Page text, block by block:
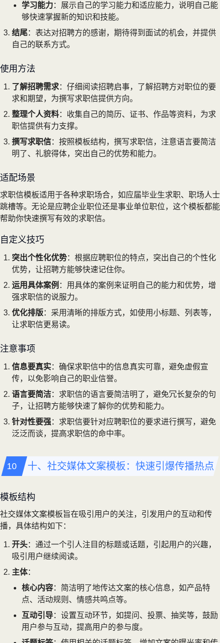
学习能力：展示自己的学习能力和适应能力，说明自己能
够快速掌握新的知识和技能。
结尾：表达对招聘方的感谢，期待得到面试的机会，并提供
自己的联系方式。
使用方法
了解招聘需求：仔细阅读招聘启事，了解招聘方对职位的要
求和期望，为撰写求职信提供方向。
整理个人资料：收集自己的简历、证书、作品等资料，为求
职信提供有力支撑。
撰写求职信：按照模板结构，撰写求职信，注意语言要简洁
明了、礼貌得体，突出自己的优势和能力。
适配场景
求职信模板适用于各种求职场合，如应届毕业生求职、职场人士
跳槽等。无论是应聘企业职位还是事业单位职位，这个模板都能
帮助你快速撰写有效的求职信。
自定义技巧
突出个性化优势：根据应聘职位的特点，突出自己的个性化
优势，让招聘方能够快速记住你。
运用具体案例 ：用具体的案例来证明自己的能力和优势，增
强求职信的说服力。
优化排版：采用清晰的排版方式，如使用小标题、列表等，
让求职信更易读。
注意事项
信息要真实：确保求职信中的信息真实可靠，避免虚假宣
传，以免影响自己的职业信誉。
语言要简洁：求职信的语言要简洁明了，避免冗长复杂的句
子，让招聘方能够快速了解你的优势和能力。
针对性要强：求职信要针对应聘职位的要求进行撰写，避免
泛泛而谈，提高求职信的命中率。
十、社交媒体文案模板：快速引爆传播热点
模板结构
社交媒体文案模板旨在吸引用户的关注，引发用户的互动和传
播，具体结构如下：
开头：通过一个引人注目的标题或话题，引起用户的兴趣，
吸引用户继续阅读。
主体：
核心内容：简洁明了地传达文案的核心信息，如产品特
点、活动规则、情感共鸣点等。
互动引导：设置互动环节，如提问、投票、抽奖等，鼓励
用户参与互动，提高用户的参与度。